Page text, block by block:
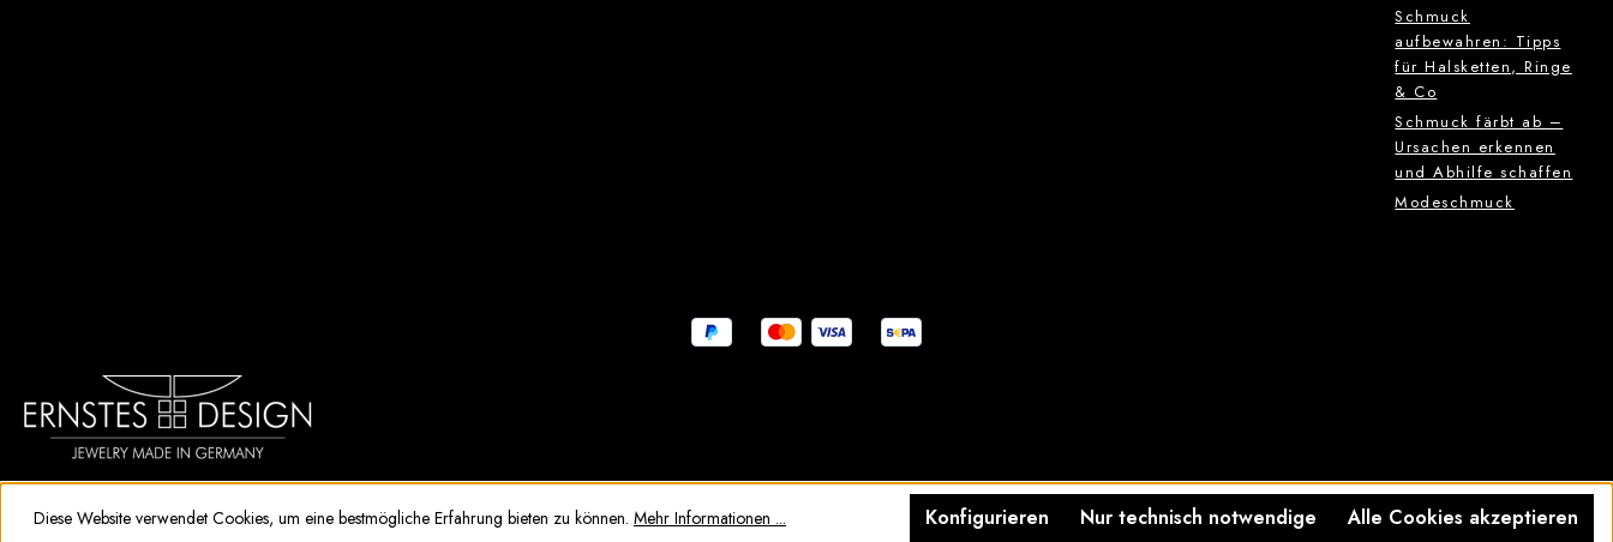
Schmuck
aufbewahren: Tipps
für Halsketten, Ringe
& Co
Schmuck färbt ab –
Ursachen erkennen
und Abhilfe schaffen
Modeschmuck
Diese Website verwendet Cookies, um eine bestmögliche Erfahrung bieten zu können. Mehr Informationen ... Nur technisch notwendige
Konfigurieren Alle Cookies akzeptieren